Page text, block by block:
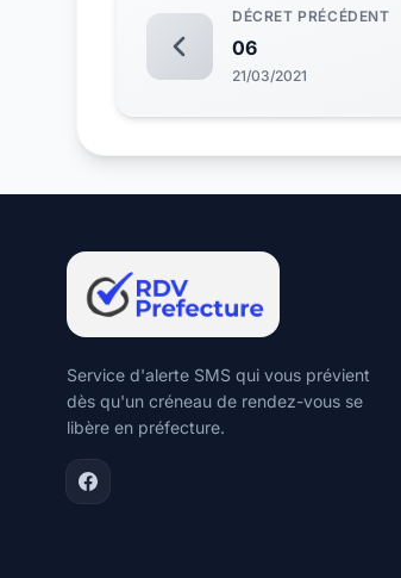
DÉCRET PRÉCÉDENT
06
21/03/2021
Service d'alerte SMS qui vous prévient
dès qu'un créneau de rendez-vous se
libère en préfecture.